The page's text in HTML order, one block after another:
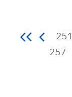
251
257